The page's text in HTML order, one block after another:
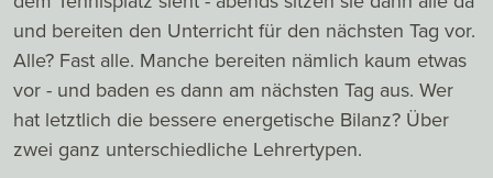
und bereiten den Unterricht für den nächsten Tag vor.
Alle? Fast alle. Manche bereiten nämlich kaum etwas
vor - und baden es dann am nächsten Tag aus. Wer
hat letztlich die bessere energetische Bilanz? Über
zwei ganz unterschiedliche Lehrertypen.